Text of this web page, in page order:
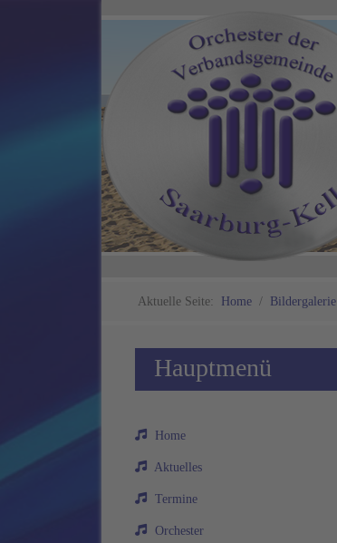
Aktuelle Seite: Home Bildergalerie
Hauptmenü
Home
Aktuelles
Termine
Orchester